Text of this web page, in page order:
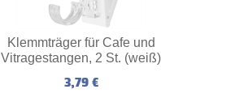
Klemmträger für Cafe und
Vitragestangen, 2 St. (weiß)
3,79 €